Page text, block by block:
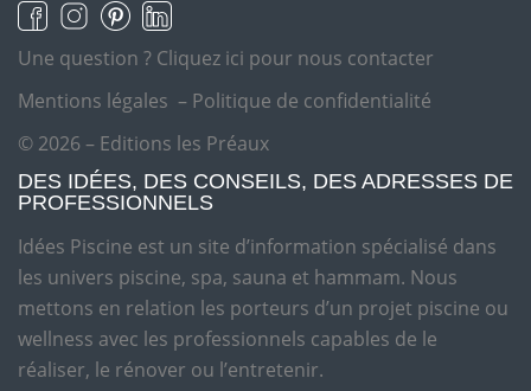
Une question ? Cliquez ici pour nous contacter
Mentions légales – Politique de confidentialité
© 2026 – Editions les Préaux
DES IDÉES, DES CONSEILS, DES ADRESSES DE
PROFESSIONNELS
Idées Piscine est un site d’information spécialisé dans
les univers piscine, spa, sauna et hammam. Nous
mettons en relation les porteurs d’un projet piscine ou
wellness avec les professionnels capables de le
réaliser, le rénover ou l’entretenir.